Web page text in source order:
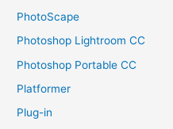
PhotoScape
Photoshop Lightroom CC
Photoshop Portable CC
Platformer
Plug-in